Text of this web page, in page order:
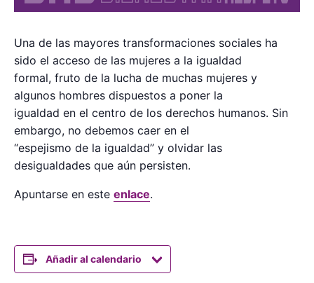
Una de las mayores transformaciones sociales ha
sido el acceso de las mujeres a la igualdad
formal, fruto de la lucha de muchas mujeres y
algunos hombres dispuestos a poner la
igualdad en el centro de los derechos humanos. Sin
embargo, no debemos caer en el
“espejismo de la igualdad” y olvidar las
desigualdades que aún persisten.
Apuntarse en este enlace.
Añadir al calendario